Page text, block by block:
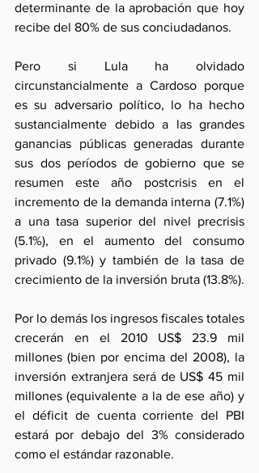
determinante de la aprobación que hoy
recibe del 80% de sus conciudadanos.
Pero si Lula ha olvidado
circunstancialmente a Cardoso porque
es su adversario político, lo ha hecho
sustancialmente debido a las grandes
ganancias públicas generadas durante
sus dos períodos de gobierno que se
resumen este año postcrisis en el
incremento de la demanda interna (7.1%)
a una tasa superior del nivel precrisis
(5.1%), en el aumento del consumo
privado (9.1%) y también de la tasa de
crecimiento de la inversión bruta (13.8%).
Por lo demás los ingresos fiscales totales
crecerán en el 2010 US$ 23.9 mil
millones (bien por encima del 2008), la
inversión extranjera será de US$ 45 mil
millones (equivalente a la de ese año) y
el déficit de cuenta corriente del PBI
estará por debajo del 3% considerado
como el estándar razonable.